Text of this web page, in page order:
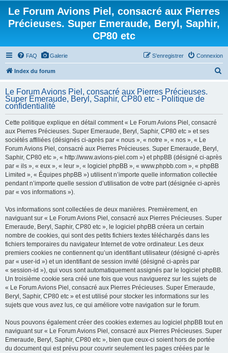
Le Forum Avions Piel, consacré aux Pierres
Précieuses. Super Emeraude, Beryl, Saphir,
CP80 etc
FAQ Galerie Connexion
S’enregistrer
Index du forum
Le Forum Avions Piel, consacré aux Pierres Précieuses.
Super Emeraude, Beryl, Saphir, CP80 etc - Politique de
confidentialité
Cette politique explique en détail comment « Le Forum Avions Piel, consacré
aux Pierres Précieuses. Super Emeraude, Beryl, Saphir, CP80 etc » et ses
sociétés affiliées (désignés ci-après par « nous », « notre », « nos », « Le
Forum Avions Piel, consacré aux Pierres Précieuses. Super Emeraude, Beryl,
Saphir, CP80 etc », « http://www.avions-piel.com ») et phpBB (désigné ci-après
par « ils », « eux », « leur », « logiciel phpBB », « www.phpbb.com », « phpBB
Limited », « Équipes phpBB ») utilisent n’importe quelle information collectée
pendant n’importe quelle session d’utilisation de votre part (désignée ci-après
par « vos informations »).
Vos informations sont collectées de deux manières. Premièrement, en
naviguant sur « Le Forum Avions Piel, consacré aux Pierres Précieuses. Super
Emeraude, Beryl, Saphir, CP80 etc », le logiciel phpBB créera un certain
nombre de cookies, qui sont des petits fichiers textes téléchargés dans les
fichiers temporaires du navigateur Internet de votre ordinateur. Les deux
premiers cookies ne contiennent qu’un identifiant utilisateur (désigné ci-après
par « user-id ») et un identifiant de session invité (désigné ci-après par
« session-id »), qui vous sont automatiquement assignés par le logiciel phpBB.
Un troisième cookie sera créé une fois que vous naviguerez sur les sujets de
« Le Forum Avions Piel, consacré aux Pierres Précieuses. Super Emeraude,
Beryl, Saphir, CP80 etc » et est utilisé pour stocker les informations sur les
sujets que vous avez lus, ce qui améliore votre navigation sur le forum.
Nous pouvons également créer des cookies externes au logiciel phpBB tout en
naviguant sur « Le Forum Avions Piel, consacré aux Pierres Précieuses. Super
Emeraude, Beryl, Saphir, CP80 etc », bien que ceux-ci soient hors de portée
du document qui est prévu pour couvrir seulement les pages créées par le